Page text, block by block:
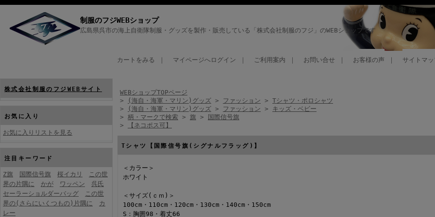
制服のフジWEBショップ
広島県呉市の海上自衛隊制服・グッズを製作・販売している「株式会社制服のフジ」のWEBショップです
カートをみる マイページへログイン ご利用案内 お問い合せ お客様の声 サイトマ
株式会社制服のフジWEBサイト
お気に入り
お気に入りリストを見る
注目キーワード
Z旗 国際信号旗 桜イカリ
この世
界の片隅に
かが ワッペン
呉氏
セーラーショルダーバッグ
この世
界の(さらにいくつもの)片隅に
カ
レー
WEBショップTOPページ
>
(海自・海軍・マリン)グッズ > ファッション > Tシャツ・ポロシャツ
>
(海自・海軍・マリン)グッズ > ファッション > キッズ・ベビー
> 柄・マークで検索 > 旗 >
国際信号旗
>
【ネコポス可】
Tシャツ【国際信号旗(シグナルフラッグ)】
＜カラー＞
ホワイト
＜サイズ(ｃｍ)＞
100cm・110cm・120cm・130cm・140cm・150cm
S：胸囲98・着丈66